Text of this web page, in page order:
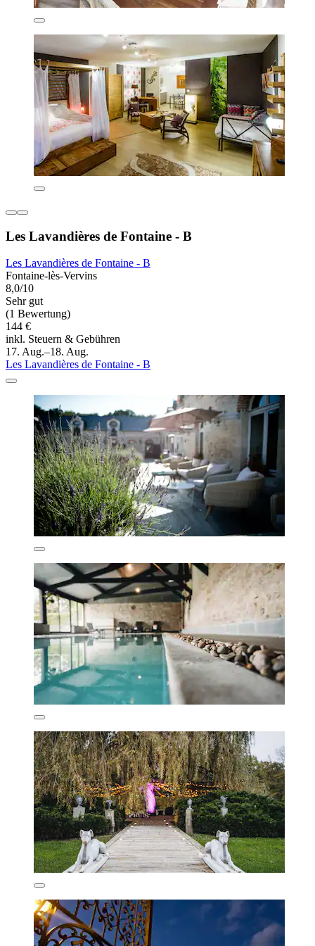
Les Lavandières de Fontaine - B
Les Lavandières de Fontaine - B
Fontaine-lès-Vervins
8,0/10
Sehr gut
(1 Bewertung)
144 €
inkl. Steuern & Gebühren
17. Aug.–18. Aug.
Les Lavandières de Fontaine - B